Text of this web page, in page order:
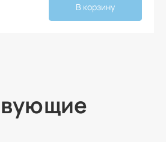
В корзину